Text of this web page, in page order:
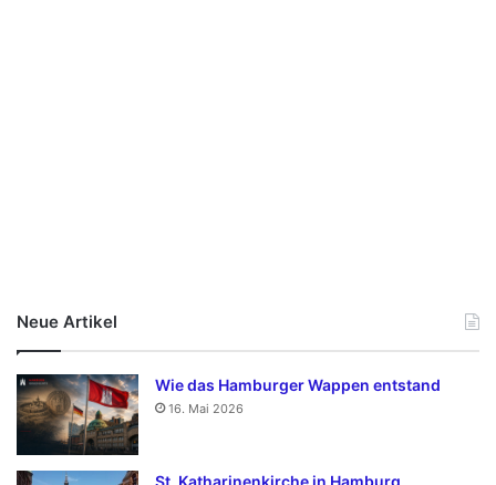
Neue Artikel
Wie das Hamburger Wappen entstand
16. Mai 2026
St. Katharinenkirche in Hamburg